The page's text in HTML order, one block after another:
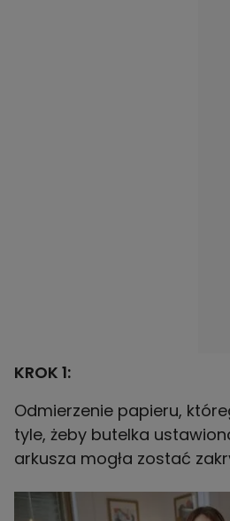
KROK 1:
Odmierzenie papieru,
tyle, żeby butelka
arkusza mogła zostać